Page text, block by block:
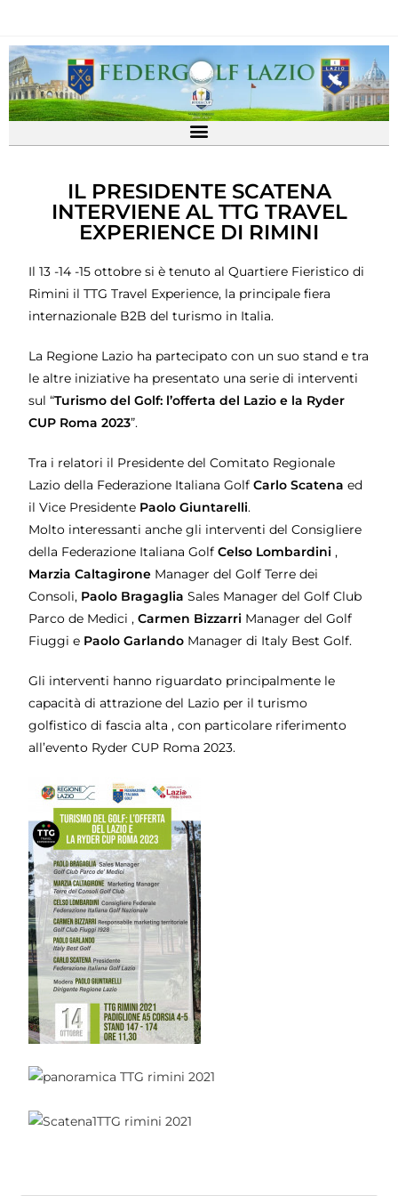
IL PRESIDENTE SCATENA
INTERVIENE AL TTG TRAVEL
EXPERIENCE DI RIMINI
Il 13 -14 -15 ottobre si è tenuto al Quartiere Fieristico di
Rimini il TTG Travel Experience, la principale fiera
internazionale B2B del turismo in Italia.
La Regione Lazio ha partecipato con un suo stand e tra
le altre iniziative ha presentato una serie di interventi
sul “Turismo del Golf: l’offerta del Lazio e la Ryder
CUP Roma 2023”.
Tra i relatori il Presidente del Comitato Regionale
Lazio della Federazione Italiana GolfCarlo Scatena ed
il Vice Presidente Paolo Giuntarelli.
Molto interessanti anche gli interventi del Consigliere
della Federazione Italiana GolfCelso Lombardini ,
Marzia Caltagirone Manager del Golf Terre dei
Consoli, Paolo Bragaglia Sales Manager del Golf Club
Parco de Medici ,Carmen Bizzarri Manager del Golf
Fiuggi e Paolo Garlando Manager di Italy Best Golf.
Gli interventi hanno riguardato principalmente le
capacità di attrazione del Lazio per il turismo
golfistico di fascia alta , con particolare riferimento
all’evento Ryder CUP Roma 2023.